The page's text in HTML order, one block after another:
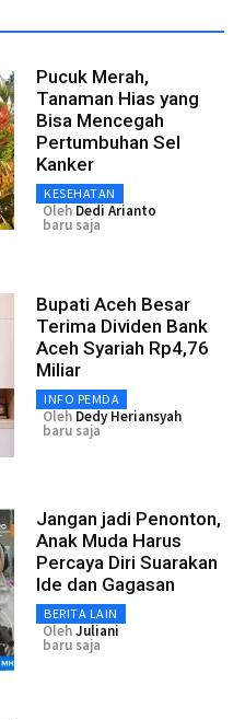
Pucuk Merah,
Tanaman Hias yang
Bisa Mencegah
Pertumbuhan Sel
Kanker
KESEHATAN
Oleh Dedi Arianto
baru saja
Bupati Aceh Besar
Terima Dividen Bank
Aceh Syariah Rp4,76
Miliar
INFO PEMDA
Oleh Dedy Heriansyah
baru saja
Jangan jadi Penonton,
Anak Muda Harus
Percaya Diri Suarakan
Ide dan Gagasan
BERITA LAIN
OlehJuliani
baru saja